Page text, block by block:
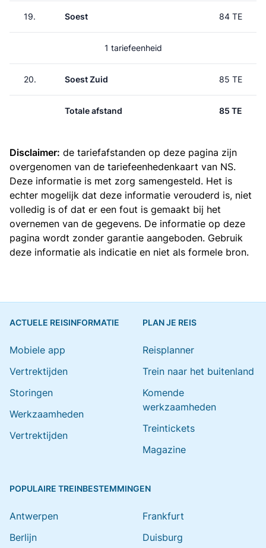
19. Soest 84 TE
1 tariefeenheid
20. Soest Zuid 85 TE
Totale afstand 85 TE
Disclaimer: de tariefafstanden op deze pagina zijn
overgenomen van de tariefeenhedenkaart van NS.
Deze informatie is met zorg samengesteld. Het is
echter mogelijk dat deze informatie verouderd is, niet
volledig is of dat er een fout is gemaakt bij het
overnemen van de gegevens. De informatie op deze
pagina wordt zonder garantie aangeboden. Gebruik
deze informatie als indicatie en niet als formele bron.
ACTUELE REISINFORMATIE
Mobiele app
Vertrektijden
Storingen
Werkzaamheden
Vertrektijden
PLAN JE REIS
Reisplanner
Trein naar het buitenland
Komende
werkzaamheden
Treintickets
Magazine
POPULAIRE TREINBESTEMMINGEN
Antwerpen
Berlijn
Frankfurt
Duisburg